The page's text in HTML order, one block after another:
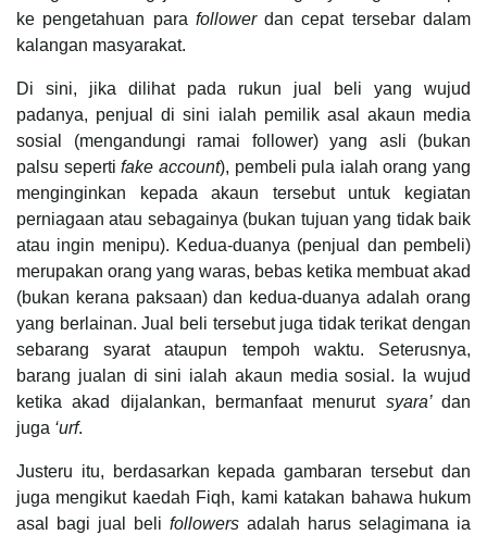
ke pengetahuan para followerdan cepat tersebar dalam
kalangan masyarakat.
Di sini, jika dilihat pada rukun jual beli yang wujud
padanya, penjual di sini ialah pemilik asal akaun media
sosial (mengandungi ramai follower) yang asli (bukan
palsu sepertifake account), pembeli pula ialah orang yang
menginginkan kepada akaun tersebut untuk kegiatan
perniagaan atau sebagainya (bukan tujuan yang tidak baik
atau ingin menipu). Kedua-duanya (penjual dan pembeli)
merupakan orang yang waras, bebas ketika membuat akad
(bukan kerana paksaan) dan kedua-duanya adalah orang
yang berlainan. Jual beli tersebut juga tidak terikat dengan
sebarang syarat ataupun tempoh waktu. Seterusnya,
barang jualan di sini ialah akaun media sosial. Ia wujud
ketika akad dijalankan, bermanfaat menurut syara’dan
juga ‘urf.
Justeru itu, berdasarkan kepada gambaran tersebut dan
juga mengikut kaedah Fiqh, kami katakan bahawa hukum
asal bagi jual beli followers adalah harus selagimana ia